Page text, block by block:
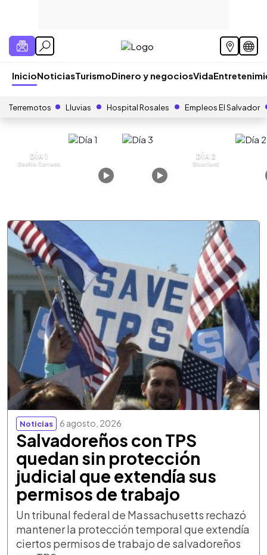
InicioNoticiasTurismoDinero y negociosVida
Terremotos Lluvias Hospital Rosales Empleos El Salvador
DÍA 1
Desfile Correos
DÍA 2
Sivarland
Noticias 6 agosto, 2026
Salvadoreños con TPS
quedan sin protección
judicial que extendía sus
permisos de trabajo
Un tribunal federal de Massachusetts rechazó
mantener la protección temporal que extendía
ciertos permisos de trabajo de salvadoreños